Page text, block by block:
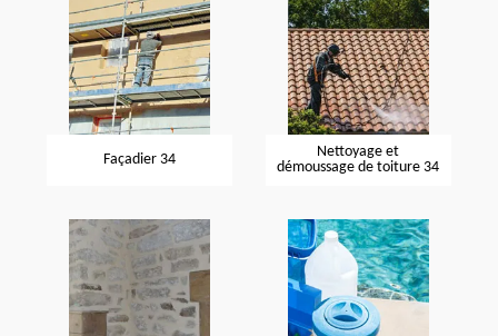
Façadier 34
Nettoyage et
démoussage de toiture 34